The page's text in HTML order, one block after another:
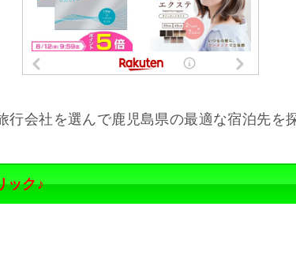
行会社を選んで鹿児島県の最適な宿泊先を
ック♪